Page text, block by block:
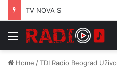
TV NOVA S
Menu
Home /TDI Radio Beograd Uživo